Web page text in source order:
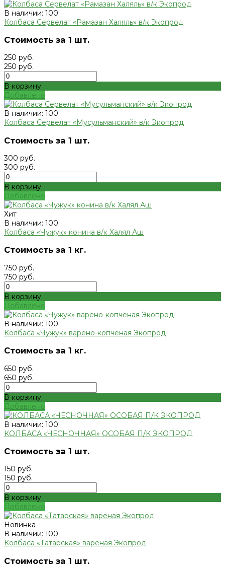
В наличии: 100
Колбаса Сервелат «Рамазан Халяль» в/к Экопрод
Стоимость за 1 шт.
250 руб.
250 руб.
В корзину
Добавлено
В наличии: 100
Колбаса Сервелат «Мусульманский» в/к Экопрод
Стоимость за 1 шт.
300 руб.
300 руб.
В корзину
Добавлено
Хит
В наличии: 100
Колбаса «Чужук» конина в/к Халял Аш
Стоимость за 1 кг.
750 руб.
750 руб.
В корзину
Добавлено
В наличии: 100
Колбаса «Чужук» варено-копченая Экопрод
Стоимость за 1 кг.
650 руб.
650 руб.
В корзину
Добавлено
В наличии: 100
КОЛБАСА «ЧЕСНОЧНАЯ» ОСОБАЯ П/К ЭКОПРОД
Стоимость за 1 шт.
150 руб.
150 руб.
В корзину
Добавлено
Новинка
В наличии: 100
Колбаса «Татарская» вареная Экопрод
Стоимость за 1 шт.